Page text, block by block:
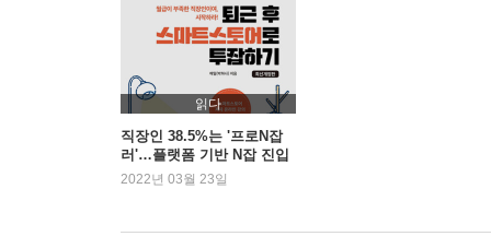
실체 없는 마케팅 교육을 조심하라
3장 블로그 부업, 본격 강의
블로그 4대 지수: 알고 보면 블로그도 점수제?
네이버 로직: 리브라에서 C-rank까지 총정리!
C-rank: 신뢰할 수 있는 크리에이터가 되자!
DIA: 방문자의 반응을 이끌어낼 글을 써라
읽다
직장인 38.5%는 '프로N잡
러'…플랫폼 기반 N잡 진입
늘며 관련서 성장세
2022년 03월 23일